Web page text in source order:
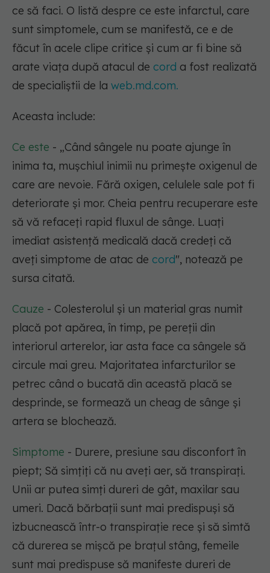
ce să faci. O listă despre ce este infarctul, care
sunt simptomele, cum se manifestă, ce e de
făcut în acele clipe critice și cum ar fi bine să
arate viața după atacul de cord a fost realizată
de specialiștii de la web.md.com.
Aceasta include:
Ce este - „Când sângele nu poate ajunge în
inima ta, mușchiul inimii nu primește oxigenul de
care are nevoie. Fără oxigen, celulele sale pot fi
deteriorate și mor. Cheia pentru recuperare este
să vă refaceți rapid fluxul de sânge. Luați
imediat asistență medicală dacă credeți că
aveți simptome de atac de cord", notează pe
sursa citată.
Cauze - Colesterolul și un material gras numit
placă pot apărea, în timp, pe pereții din
interiorul arterelor, iar asta face ca sângele să
circule mai greu. Majoritatea infarcturilor se
petrec când o bucată din această placă se
desprinde, se formează un cheag de sânge și
artera se blochează.
Simptome - Durere, presiune sau disconfort în
piept; Să simțiți că nu aveți aer, să transpirați.
Unii ar putea simți dureri de gât, maxilar sau
umeri. Dacă bărbații sunt mai predispuși să
izbucnească într-o transpirație rece și să simtă
că durerea se mișcă pe brațul stâng, femeile
sunt mai predispuse să manifeste dureri de